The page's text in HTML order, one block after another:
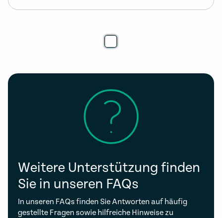
Weitere Unterstützung finden
Sie in unseren FAQs
In unseren FAQs finden Sie Antworten auf häufig
gestellte Fragen sowie hilfreiche Hinweise zu